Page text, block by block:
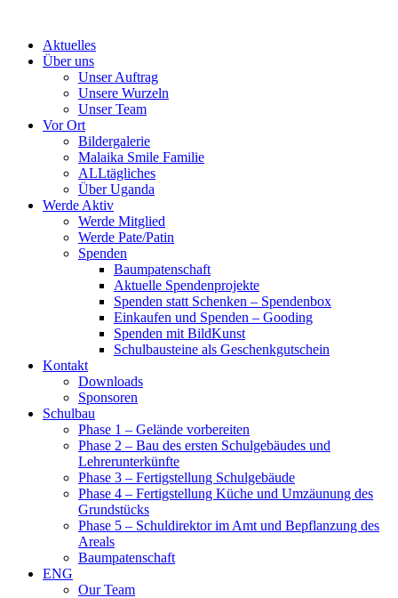
contentAktuelles
Über uns
Unser Auftrag
Unsere Wurzeln
Unser Team
Vor Ort
Bildergalerie
Malaika Smile Familie
ALLtägliches
Über Uganda
Werde Aktiv
Werde Mitglied
Werde Pate/Patin
Spenden
Baumpatenschaft
Aktuelle Spendenprojekte
Spenden statt Schenken – Spendenbox
Einkaufen und Spenden – Gooding
Spenden mit BildKunst
Schulbausteine als Geschenkgutschein
Kontakt
Downloads
Sponsoren
Schulbau
Phase 1 – Gelände vorbereiten
Phase 2 – Bau des ersten Schulgebäudes und
Lehrerunterkünfte
Phase 3 – Fertigstellung Schulgebäude
Phase 4 – Fertigstellung Küche und Umzäunung des
Grundstücks
Phase 5 – Schuldirektor im Amt und Bepflanzung des
Areals
Baumpatenschaft
ENG
Our Team